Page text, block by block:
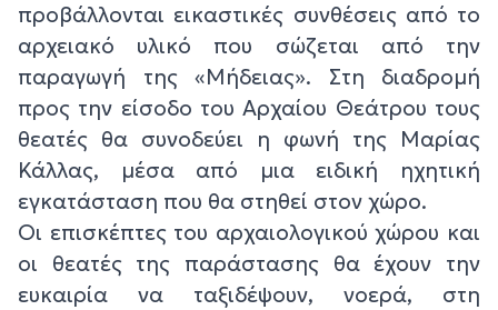
προβάλλονται εικαστικές συνθέσεις από το
αρχειακό υλικό που σώζεται από την
παραγωγή της «Μήδειας». Στη διαδρομή
προς την είσοδο του Αρχαίου Θεάτρου τους
θεατές θα συνοδεύει η φωνή της Μαρίας
Κάλλας, μέσα από μια ειδική ηχητική
εγκατάσταση που θα στηθεί στον χώρο.
Οι επισκέπτες του αρχαιολογικού χώρου και
οι θεατές της παράστασης θα έχουν την
ευκαιρία να ταξιδέψουν, νοερά, στη